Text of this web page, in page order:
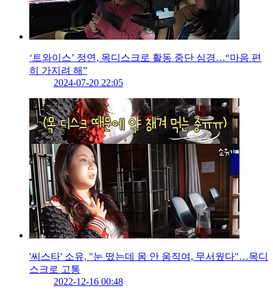
‘트와이스’ 정연, 목디스크로 활동 중단 심경…“마음 편
히 가지려 해”
2024-07-20 22:05
'씨스타' 소유, "눈 떴는데 몸 안 움직여, 무서웠다"…목디
스크로 고통
2022-12-16 00:48